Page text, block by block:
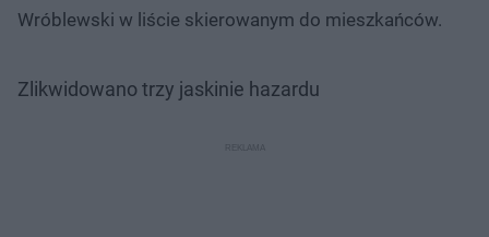
Wróblewski w liście skierowanym do mieszkańców.
Zlikwidowano trzy jaskinie hazardu